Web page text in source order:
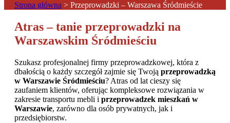
Strona główna > Przeprowadzki – Warszawa Śródmieście
Atras – tanie przeprowadzki na
Warszawskim Śródmieściu
Szukasz profesjonalnej firmy przeprowadzkowej, która z
dbałością o każdy szczegół zajmie się Twoją przeprowadzką
w Warszawie Śródmieściu? Atras od lat cieszy się
zaufaniem klientów, oferując kompleksowe rozwiązania w
zakresie transportu mebli i przeprowadzek mieszkań w
Warszawie, zarówno dla osób prywatnych, jak i
przedsiębiorstw.